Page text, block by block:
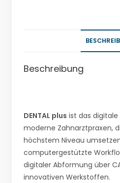
Beschreibung
DENTAL plus ist das
moderne Zahnarztpraxen,
höchstem Niveau
computergestützte
digitaler Abformung über
innovativen Werkstoffen.